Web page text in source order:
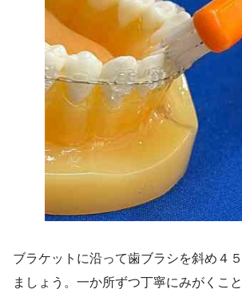
ブラケットに沿って歯ブラシを斜め４
ましょう。一か所ずつ丁寧にみがくこ